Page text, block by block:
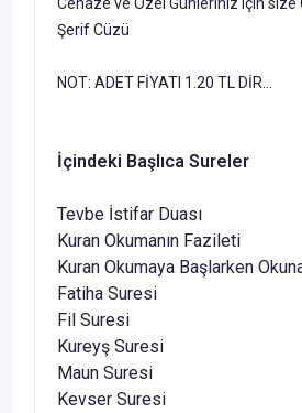
Şerif Cüzü
NOT: ADET FİYATI 1.20 TL DİR...
İçindeki Başlıca Sureler
Tevbe İstifar Duası
Kuran Okumanın Fazileti
Kuran Okumaya Başlarken
Fatiha Suresi
Fil Suresi
Kureyş Suresi
Maun Suresi
Kevser Suresi